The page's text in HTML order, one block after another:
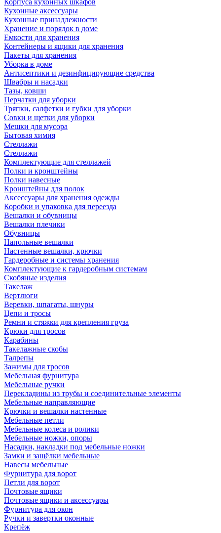
Корпуса кухонных шкафов
Кухонные аксессуары
Кухонные принадлежности
Хранение и порядок в доме
Емкости для хранения
Контейнеры и ящики для хранения
Пакеты для хранения
Уборка в доме
Антисептики и дезинфицирующие средства
Швабры и насадки
Тазы, ковши
Перчатки для уборки
Тряпки, салфетки и губки для уборки
Совки и щетки для уборки
Мешки для мусора
Бытовая химия
Стеллажи
Стеллажи
Комплектующие для стеллажей
Полки и кронштейны
Полки навесные
Кронштейны для полок
Аксессуары для хранения одежды
Коробки и упаковка для переезда
Вешалки и обувницы
Вешалки плечики
Обувницы
Напольные вешалки
Настенные вешалки, крючки
Гардеробные и системы хранения
Комплектующие к гардеробным системам
Скобяные изделия
Такелаж
Вертлюги
Веревки, шпагаты, шнуры
Цепи и тросы
Ремни и стяжки для крепления груза
Крюки для тросов
Карабины
Такелажные скобы
Талрепы
Зажимы для тросов
Мебельная фурнитура
Мебельные ручки
Перекладины из трубы и соединительные элементы
Мебельные направляющие
Крючки и вешалки настенные
Мебельные петли
Мебельные колеса и ролики
Мебельные ножки, опоры
Насадки, накладки под мебельные ножки
Замки и защёлки мебельные
Навесы мебельные
Фурнитура для ворот
Петли для ворот
Почтовые ящики
Почтовые ящики и аксессуары
Фурнитура для окон
Ручки и завертки оконные
Крепёж